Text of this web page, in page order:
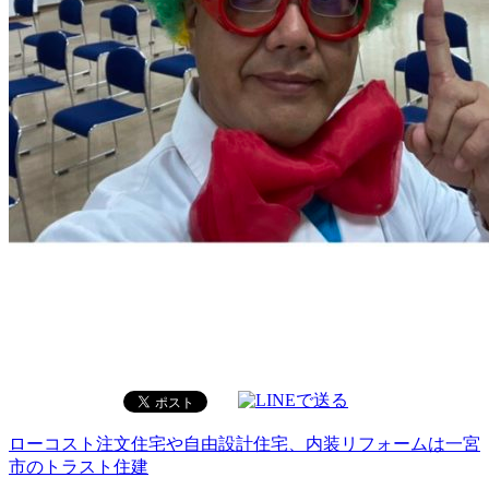
ローコスト注文住宅や自由設計住宅、内装リフォームは一宮
市のトラスト住建